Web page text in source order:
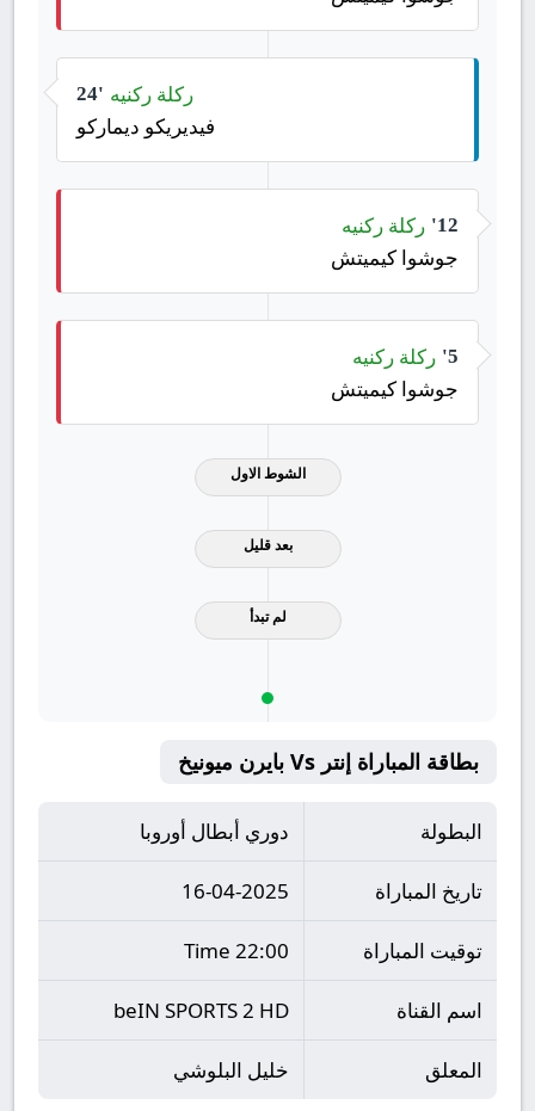
24' ركلة ركنيه
فيديريكو ديماركو
12' ركلة ركنيه
جوشوا كيميتش
5' ركلة ركنيه
جوشوا كيميتش
الشوط الاول
بعد قليل
لم تبدأ
بطاقة المباراة إنتر Vs بايرن ميونيخ
البطولة دوري أبطال أوروبا
تاريخ المباراة 16-04-2025
توقيت المباراة 22:00 Time
اسم القناة beIN SPORTS 2 HD
المعلق خليل البلوشي